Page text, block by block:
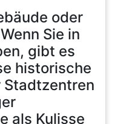
oder
Sie in
gibt es
historische
Stadtzentren
als Kulisse